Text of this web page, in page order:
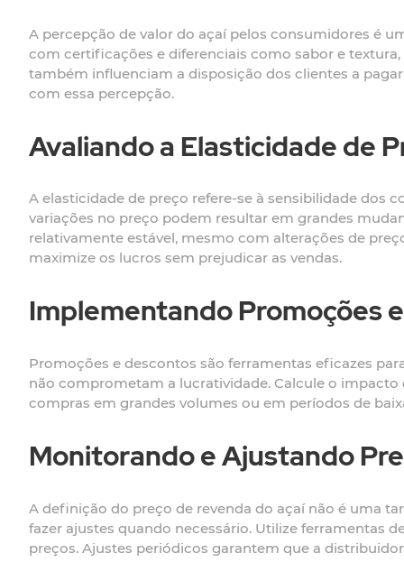
A percepção de valor do açaí pelos consumidores é
com certificações e diferenciais como sabor e
também influenciam a disposição dos clientes a
com essa percepção.
Avaliando a Elasticidade de
A elasticidade de preço refere-se à sensibilidade dos
variações no preço podem resultar em grandes
relativamente estável, mesmo com alterações de
maximize os lucros sem prejudicar as vendas.
Implementando Promoções
Promoções e descontos são ferramentas eficazes
não comprometam a lucratividade. Calcule o
compras em grandes volumes ou em períodos de
Monitorando e Ajustando
A definição do preço de revenda do açaí não é uma
fazer ajustes quando necessário. Utilize ferramentas
preços. Ajustes periódicos garantem que a